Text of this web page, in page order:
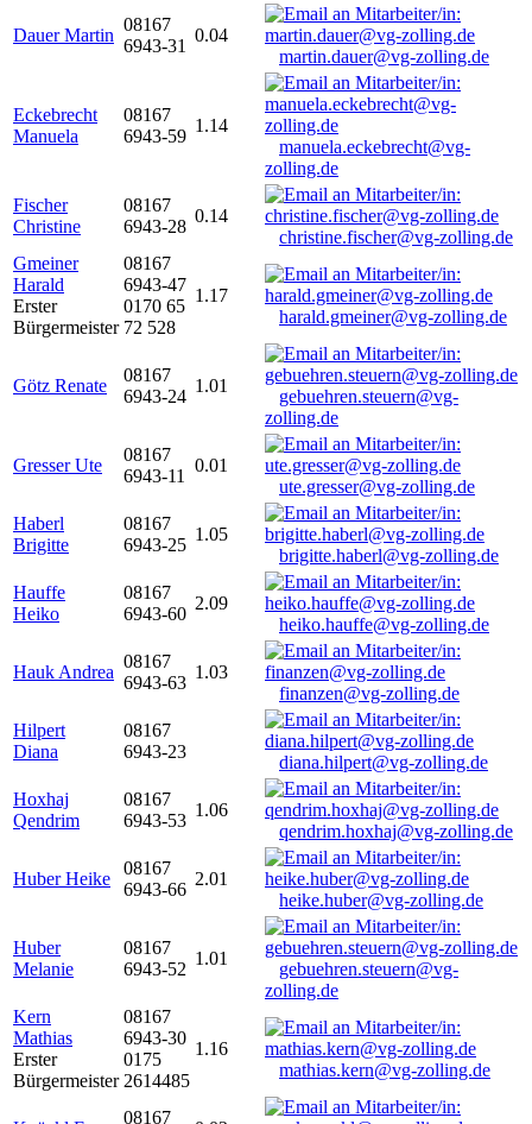
Dauer Martin
08167
6943-31
0.04
martin.dauer@vg-zolling.de
Eckebrecht
Manuela
08167
6943-59
1.14
manuela.eckebrecht@vg-
zolling.de
Fischer
Christine
08167
6943-28
0.14
christine.fischer@vg-zolling.de
Gmeiner
Harald
Erster
Bürgermeister
08167
6943-47
0170 65
72 528
1.17
harald.gmeiner@vg-zolling.de
Götz Renate
08167
6943-24
1.01
gebuehren.steuern@vg-
zolling.de
Gresser Ute
08167
6943-11
0.01
ute.gresser@vg-zolling.de
Haberl
Brigitte
08167
6943-25
1.05
brigitte.haberl@vg-zolling.de
Hauffe
Heiko
08167
6943-60
2.09
heiko.hauffe@vg-zolling.de
Hauk Andrea
08167
6943-63
1.03
finanzen@vg-zolling.de
Hilpert
Diana
08167
6943-23
diana.hilpert@vg-zolling.de
Hoxhaj
Qendrim
08167
6943-53
1.06
qendrim.hoxhaj@vg-zolling.de
Huber Heike
08167
6943-66
2.01
heike.huber@vg-zolling.de
Huber
Melanie
08167
6943-52
1.01
gebuehren.steuern@vg-
zolling.de
Kern
Mathias
Erster
Bürgermeister
08167
6943-30
0175
2614485
1.16
mathias.kern@vg-zolling.de
08167